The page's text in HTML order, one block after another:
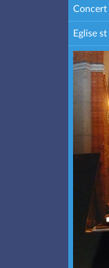
Concert
Eglise